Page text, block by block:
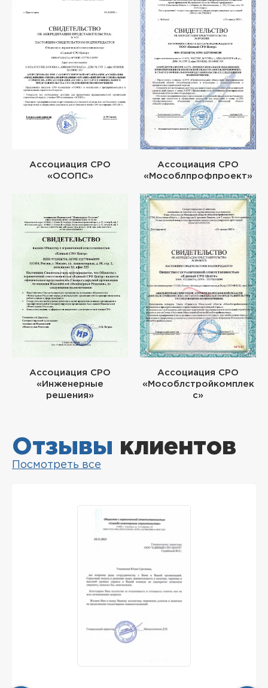
Ассоциация СРО
«ОСОПС»
Ассоциация СРО
«Мособлпрофпроект»
Ассоциация СРО
«Инженерные
решения»
Ассоциация СРО
«Мособлстройкомплек
с»
Отзывы клиентов
Посмотреть все